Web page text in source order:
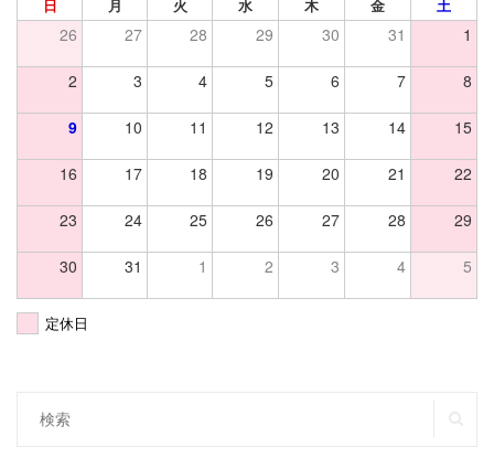
日 月 火 水 木 金 土
26 27 28 29 30 31 1
2 3 4 5 6 7 8
9 10 11 12 13 14 15
16 17 18 19 20 21 22
23 24 25 26 27 28 29
30 31 1 2 3 4 5
定休日
Search